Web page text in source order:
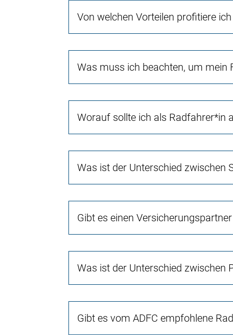
Von welchen Vorteilen profitiere
Was muss ich beachten, um mein
Worauf sollte ich als Radfahrer*in
Was ist der Unterschied zwischen
Gibt es einen
Was ist der Unterschied zwischen
Gibt es vom ADFC empfohlene